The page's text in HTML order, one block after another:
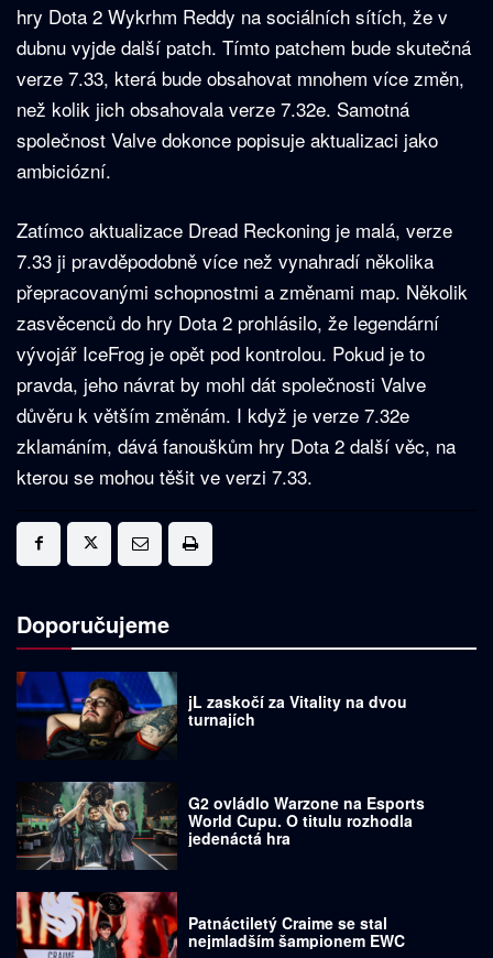
hry Dota 2 Wykrhm Reddy na sociálních sítích, že v
dubnu vyjde další patch. Tímto patchem bude skutečná
verze 7.33, která bude obsahovat mnohem více změn,
než kolik jich obsahovala verze 7.32e. Samotná
společnost Valve dokonce popisuje aktualizaci jako
ambiciózní.
Zatímco aktualizace Dread Reckoning je malá, verze
7.33 ji pravděpodobně více než vynahradí několika
přepracovanými schopnostmi a změnami map. Několik
zasvěcenců do hry Dota 2 prohlásilo, že legendární
vývojář IceFrog je opět pod kontrolou. Pokud je to
pravda, jeho návrat by mohl dát společnosti Valve
důvěru k větším změnám. I když je verze 7.32e
zklamáním, dává fanouškům hry Dota 2 další věc, na
kterou se mohou těšit ve verzi 7.33.
Doporučujeme
jL zaskočí za Vitality na dvou
turnajích
G2 ovládlo Warzone na Esports
World Cupu. O titulu rozhodla
jedenáctá hra
Patnáctiletý Craime se stal
nejmladším šampionem EWC